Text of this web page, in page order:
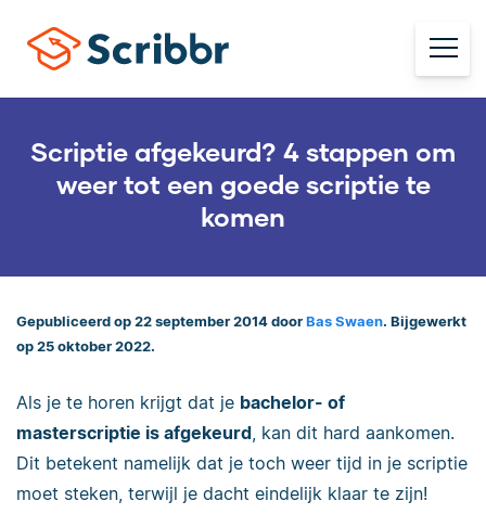
Scriptie afgekeurd? 4 stappen om
weer tot een goede scriptie te
komen
Gepubliceerd op 22 september 2014 door Bas Swaen. Bijgewerkt
op 25 oktober 2022.
Als je te horen krijgt dat je bachelor- of
masterscriptie is afgekeurd , kan dit hard aankomen.
Dit betekent namelijk dat je toch weer tijd in je scriptie
moet steken, terwijl je dacht eindelijk klaar te zijn!